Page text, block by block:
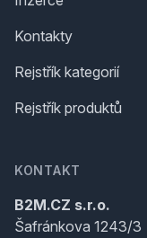
Kontakty
Rejstřík kategorií
Rejstřík produktů
KONTAKT
B2M.CZ s.r.o.
Šafránkova 1243/3